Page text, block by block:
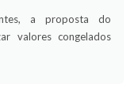
a proposta do
valores congelados